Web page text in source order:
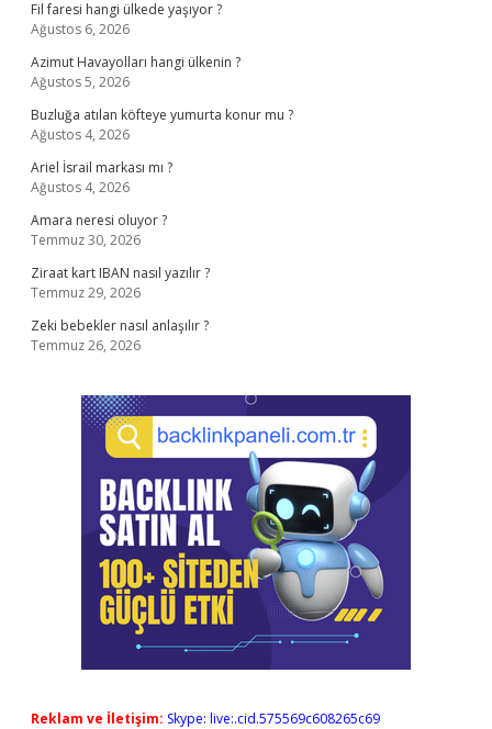
Fil faresi hangi ülkede yaşıyor ?
Ağustos 6, 2026
Azimut Havayolları hangi ülkenin ?
Ağustos 5, 2026
Buzluğa atılan köfteye yumurta konur mu ?
Ağustos 4, 2026
Ariel İsrail markası mı ?
Ağustos 4, 2026
Amara neresi oluyor ?
Temmuz 30, 2026
Ziraat kart IBAN nasıl yazılır ?
Temmuz 29, 2026
Zeki bebekler nasıl anlaşılır ?
Temmuz 26, 2026
Reklam ve İletişim: Skype: live:.cid.575569c608265c69